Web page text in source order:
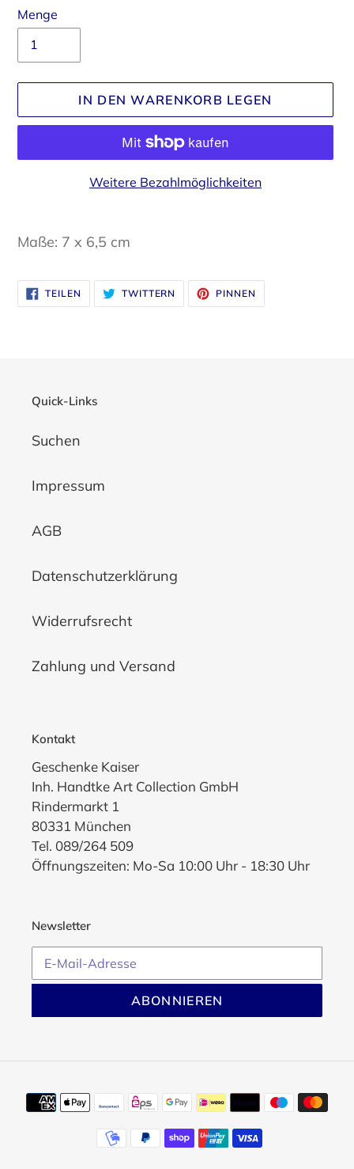
Menge
IN DEN WARENKORB LEGEN
Weitere Bezahlmöglichkeiten
wird
hinzugefügt
Maße: 7 x 6,5 cm
TEILEN
FACEBOOK
TEILEN
TWITTERN AUF
TWITTER
TWITTERN
PINNEN
PINNEN
Quick-Links
Suchen
Impressum
AGB
Datenschutzerklärung
Widerrufsrecht
Zahlung und Versand
Kontakt
Geschenke Kaiser
Inh. Handtke Art Collection GmbH
Rindermarkt 1
80331 München
Tel. 089/264 509
Öffnungszeiten: Mo-Sa 10:00 Uhr - 18:30 Uhr
Newsletter
ABONNIEREN
Zahlungsmethoden